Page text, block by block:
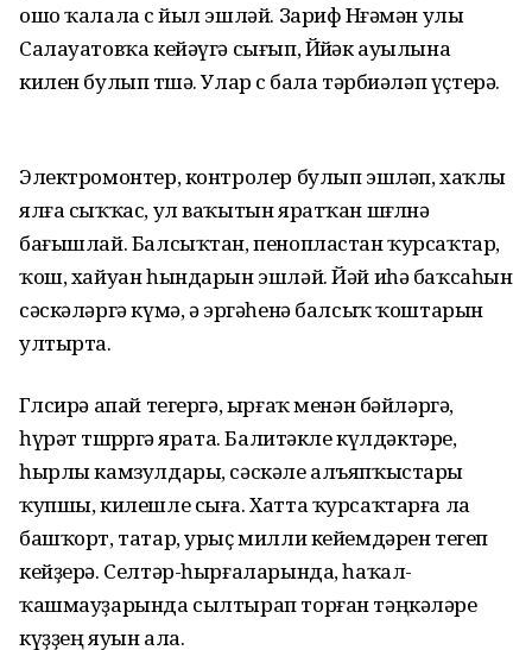
ошо ҡалала өс йыл эшләй. Зариф Нөғәмән улы
Салауатовҡа кейәүгә сығып, Йөйәк ауылына
килен булып төшә. Улар өс бала тәрбиәләп үҫтерә.
Электромонтер, контролер булып эшләп, хаҡлы
ялға сыҡҡас, ул ваҡытын яратҡан шөғөлөнә
бағышлай. Балсыҡтан, пеноплас­тан ҡурсаҡтар,
ҡош, хайуан һындарын эшләй. Йәй иһә баҡсаһын
сәскәләргә күмә, ә эргәһенә балсыҡ ҡоштарын
ултырта.
Гөлсирә апай тегергә, ырғаҡ менән бәйләргә,
һүрәт төшөрөргә ярата. Балитәкле күлдәктәре,
һырлы камзулдары, сәскәле алъяпҡыстары
ҡупшы, килешле сыға. Хатта ҡурсаҡтарға ла
башҡорт, татар, урыҫ милли кейемдәрен тегеп
кейҙерә. Селтәр-һырғаларында, һаҡал-
ҡашмауҙарында сылтырап торған тәңкәләре
күҙҙең яуын ала.